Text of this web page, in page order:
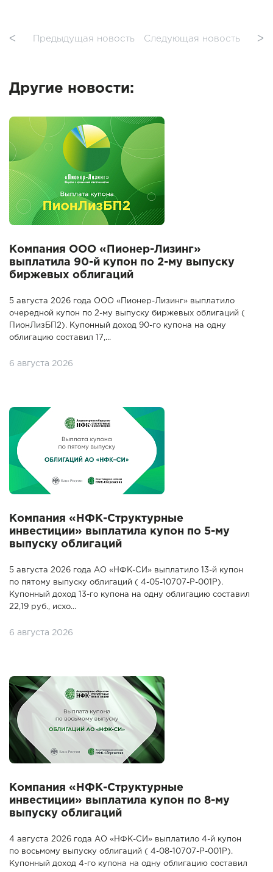
ᐸ Предыдущая новость Следующая новость ᐳ
Другие новости:
Компания ООО «Пионер-Лизинг»
выплатила 90-й купон по 2-му выпуску
биржевых облигаций
5 августа 2026 года ООО «Пионер-Лизинг» выплатило
очередной купон по 2-му выпуску биржевых облигаций (
ПионЛизБП2). Купонный доход 90-го купона на одну
облигацию составил 17,...
6 августа 2026
Компания «НФК-Структурные
инвестиции» выплатила купон по 5-му
выпуску облигаций
5 августа 2026 года АО «НФК-СИ» выплатило 13-й купон
по пятому выпуску облигаций ( 4-05-10707-P-001P).
Купонный доход 13-го купона на одну облигацию составил
22,19 руб., исхо...
6 августа 2026
Компания «НФК-Структурные
инвестиции» выплатила купон по 8-му
выпуску облигаций
4 августа 2026 года АО «НФК-СИ» выплатило 4-й купон
по восьмому выпуску облигаций ( 4-08-10707-P-001P).
Купонный доход 4-го купона на одну облигацию составил